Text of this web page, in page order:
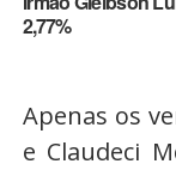
Apenas os
e Claudeci